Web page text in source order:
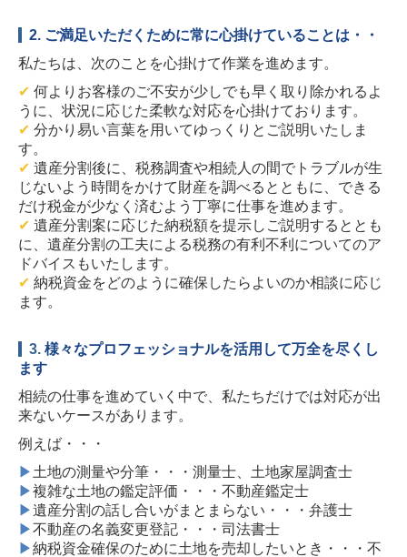
2. ご満足いただくために常に心掛けていることは・・
私たちは、次のことを心掛けて作業を進めます。
✔ 何よりお客様のご不安が少しでも早く取り除かれるよ
うに、状況に応じた柔軟な対応を心掛けております。
✔ 分かり易い言葉を用いてゆっくりとご説明いたしま
す。
✔ 遺産分割後に、税務調査や相続人の間でトラブルが生
じないよう時間をかけて財産を調べるとともに、できる
だけ税金が少なく済むよう丁寧に仕事を進めます。
✔ 遺産分割案に応じた納税額を提示しご説明するととも
に、遺産分割の工夫による税務の有利不利についてのア
ドバイスもいたします。
✔ 納税資金をどのように確保したらよいのか相談に応じ
ます。
3. 様々なプロフェッショナルを活用して万全を尽くし
ます
相続の仕事を進めていく中で、私たちだけでは対応が出
来ないケースがあります。
例えば・・・
▶ 土地の測量や分筆・・・測量士、土地家屋調査士
▶複雑な土地の鑑定評価・・・不動産鑑定士
▶遺産分割の話し合いがまとまらない・・・弁護士
▶不動産の名義変更登記・・・司法書士
▶納税資金確保のために土地を売却したいとき・・・不